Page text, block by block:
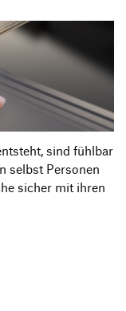
sind fühlbar
selbst Personen
sicher mit ihren